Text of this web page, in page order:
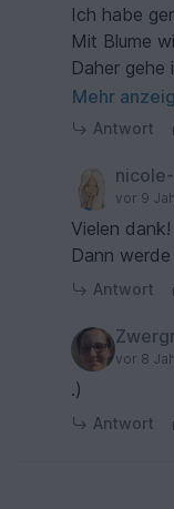
Ich habe
Mit Blume
Daher
genau nicht
LG - Nina
Mehr
Antwort
vor 9
Vielen dank!
Dann
Antwort
vor 8
.)
Antwort